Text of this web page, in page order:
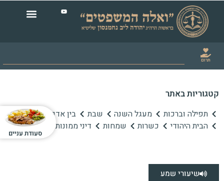
תרום
קטגוריות באתר
תפילה וברכות מעגל השנה שבת
בין אדם לחברו
הבית היהודי
כשרות שמחות דיני ממונות
שיעורי שמע
סעודת עניים